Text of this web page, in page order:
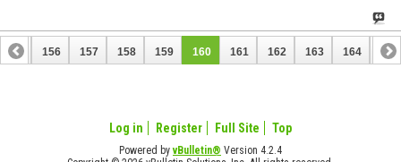
155 156 157 158 159 160 161 162 163 164 165
Log in Register Full Site Top
Powered byvBulletin® Version 4.2.4